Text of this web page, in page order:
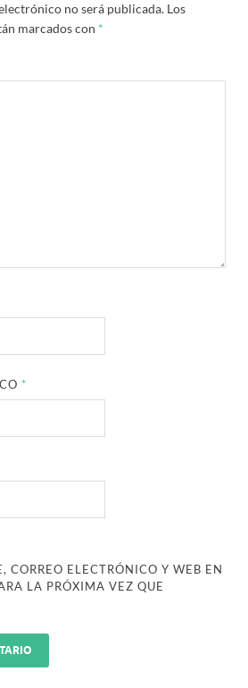
no será publicada. Los
marcados con *
*
CORREO ELECTRÓNICO Y WEB EN
LA PRÓXIMA VEZ QUE